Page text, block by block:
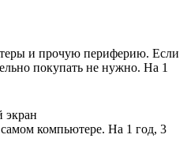
и прочую периферию. Если
покупать не нужно. На 1
экран
компьютере. На 1 год, 3